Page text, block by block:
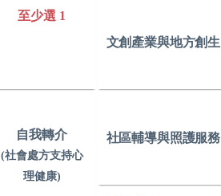
至少選 1
文創產業與地方創生
自我轉介
(社會處方支持心
理健康)
社區輔導與照護服務